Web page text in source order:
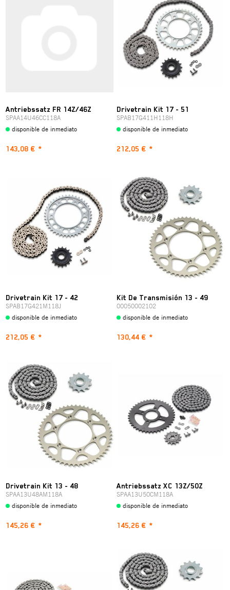
Antriebssatz FR 14Z/46Z
SPAA14U46CC118A
disponible de inmediato
143,08 € *
Drivetrain Kit 17 - 51
SPAB17G411H118H
disponible de inmediato
212,05 € *
Drivetrain Kit 17 - 42
SPAB17G421M118J
disponible de inmediato
212,05 € *
Kit De Transmisión 13 - 49
00050002102
disponible de inmediato
130,44 € *
Drivetrain Kit 13 - 48
SPAA13U48AM118A
disponible de inmediato
145,26 € *
Antriebssatz XC 13Z/50Z
SPAA13U50CM118A
disponible de inmediato
145,26 € *